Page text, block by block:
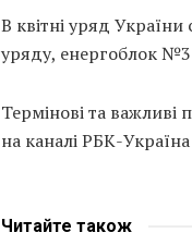
В квітні уряд
уряду, енергоблок №3
Термінові та важливі
на каналі РБК-
Читайте також